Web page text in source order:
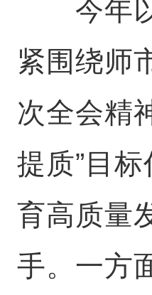
今年以
紧围绕师
次全会精
提质”目
育高质量
手。一方